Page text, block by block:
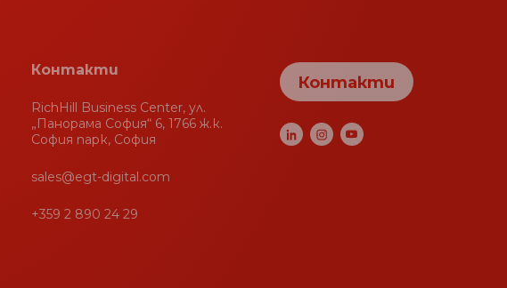
Контакти
RichHill Business Center, ул.
„Панорама София“ 6, 1766 ж.к.
София парк, София
sales@egt-digital.com
+359 2 890 24 29
Контакти